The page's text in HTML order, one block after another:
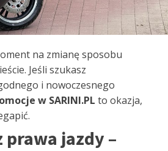
na zmianę sposobu
Jeśli szukasz
i nowoczesnego
w SARINI.PL to okazja,
prawa jazdy –